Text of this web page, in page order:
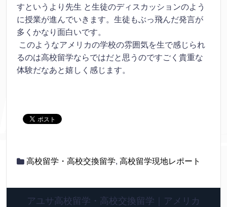
すというより先生 と生徒のディスカッションのよう
に授業が進んでいきます。生徒もぶっ飛んだ発言が
多くかなり面白いです。
このようなアメリカの学校の雰囲気を生で感じられ
るのは高校留学ならではだと思うのですごく貴重な
体験だなあと嬉しく感じます。
高校留学・高校交換留学, 高校留学現地レポート
アユサ高校留学・高校交換留学｜アメリカ